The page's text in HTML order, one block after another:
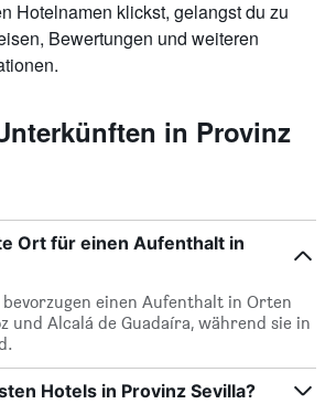
Hotelnamen klickst, gelangst du zu
Bewertungen und weiteren
in Provinz
Ort für einen Aufenthalt in
bevorzugen einen Aufenthalt in Orten
und Alcalá de Guadaíra, während sie in
Hotels in Provinz Sevilla?